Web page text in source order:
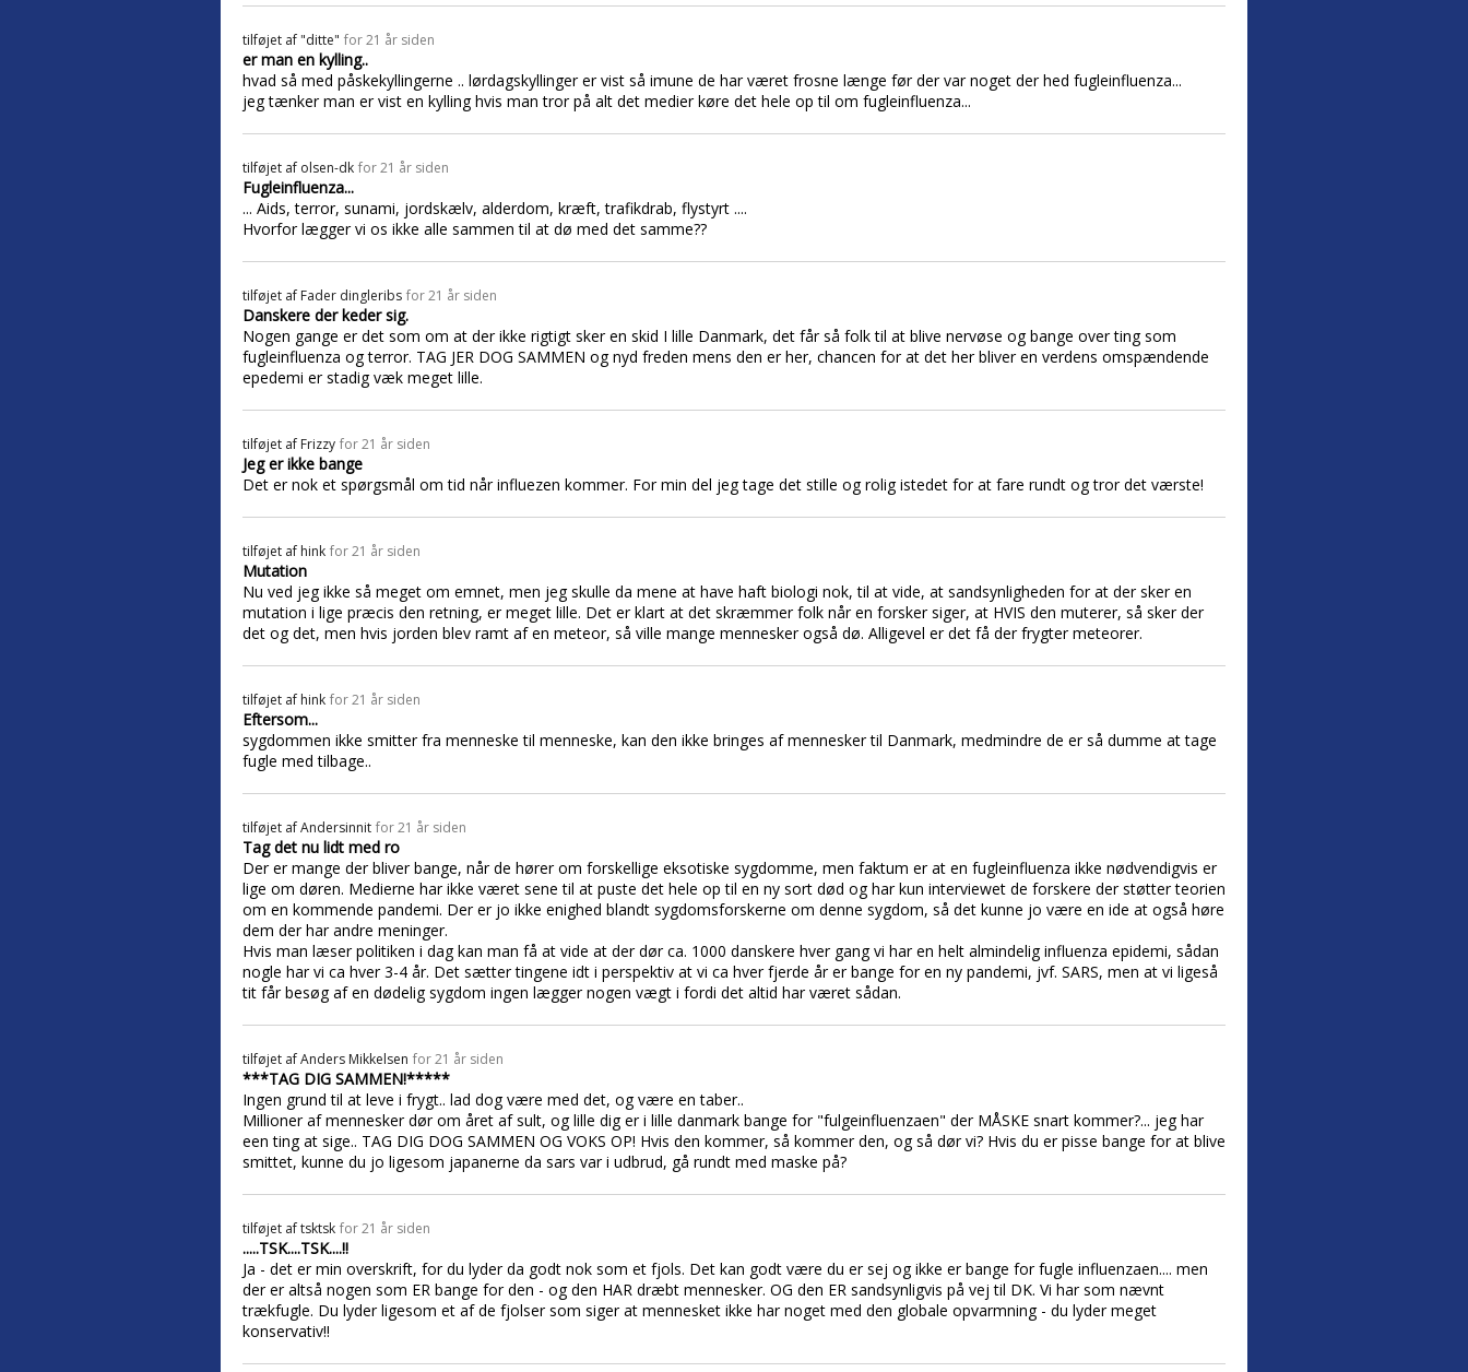
tilføjet af "ditte" for 21 år siden
er man en kylling..
hvad så med påskekyllingerne .. lørdagskyllinger er vist så imune de har været frosne længe før der var noget der hed fugleinfluenza...
jeg tænker man er vist en kylling hvis man tror på alt det medier køre det hele op til om fugleinfluenza...
tilføjet af olsen-dk for 21 år siden
Fugleinfluenza...
... Aids, terror, sunami, jordskælv, alderdom, kræft, trafikdrab, flystyrt ....
Hvorfor lægger vi os ikke alle sammen til at dø med det samme??
tilføjet af Fader dingleribs for 21 år siden
Danskere der keder sig.
Nogen gange er det som om at der ikke rigtigt sker en skid I lille Danmark, det får så folk til at blive nervøse og bange over ting som
fugleinfluenza og terror. TAG JER DOG SAMMEN og nyd freden mens den er her, chancen for at det her bliver en verdens omspændende
epedemi er stadig væk meget lille.
tilføjet af Frizzy for 21 år siden
Jeg er ikke bange
Det er nok et spørgsmål om tid når influezen kommer. For min del jeg tage det stille og rolig istedet for at fare rundt og tror det værste!
tilføjet af hink for 21 år siden
Mutation
Nu ved jeg ikke så meget om emnet, men jeg skulle da mene at have haft biologi nok, til at vide, at sandsynligheden for at der sker en
mutation i lige præcis den retning, er meget lille. Det er klart at det skræmmer folk når en forsker siger, at HVIS den muterer, så sker der
det og det, men hvis jorden blev ramt af en meteor, så ville mange mennesker også dø. Alligevel er det få der frygter meteorer.
tilføjet af hink for 21 år siden
Eftersom...
sygdommen ikke smitter fra menneske til menneske, kan den ikke bringes af mennesker til Danmark, medmindre de er så dumme at tage
fugle med tilbage..
tilføjet afAndersinnit for 21 år siden
Tag det nu lidt med ro
Der er mange der bliver bange, når de hører om forskellige eksotiske sygdomme, men faktum er at en fugleinfluenza ikke nødvendigvis er
lige om døren. Medierne har ikke været sene til at puste det hele op til en ny sort død og har kun interviewet de forskere der støtter teorien
om en kommende pandemi. Der er jo ikke enighed blandt sygdomsforskerne om denne sygdom, så det kunne jo være en ide at også høre
dem der har andre meninger.
Hvis man læser politiken i dag kan man få at vide at der dør ca. 1000 danskere hver gang vi har en helt almindelig influenza epidemi, sådan
nogle har vi ca hver 3-4 år. Det sætter tingene idt i perspektiv at vi ca hver fjerde år er bange for en ny pandemi, jvf. SARS, men at vi ligeså
tit får besøg af en dødelig sygdom ingen lægger nogen vægt i fordi det altid har været sådan.
tilføjet afAnders Mikkelsen for 21 år siden
***TAG DIG SAMMEN!*****
Ingen grund til at leve i frygt.. lad dog være med det, og være en taber..
Millioner af mennesker dør om året af sult, og lille dig er i lille danmark bange for "fulgeinfluenzaen" der MÅSKE snart kommer?... jeg har
een ting at sige.. TAG DIG DOG SAMMEN OG VOKS OP! Hvis den kommer, så kommer den, og så dør vi? Hvis du er pisse bange for at blive
smittet, kunne du jo ligesom japanerne da sars var i udbrud, gå rundt med maske på?
tilføjet aftsktsk for 21 år siden
.....TSK....TSK....!!
Ja - det er min overskrift, for du lyder da godt nok som et fjols. Det kan godt være du er sej og ikke er bange for fugle influenzaen.... men
der er altså nogen som ER bange for den - og den HAR dræbt mennesker. OG den ER sandsynligvis på vej til DK. Vi har som nævnt
trækfugle. Du lyder ligesom et af de fjolser som siger at mennesket ikke har noget med den globale opvarmning - du lyder meget
konservativ!!